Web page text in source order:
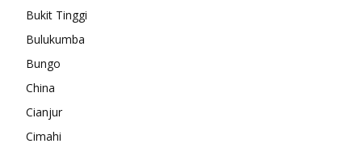
Bukit Tinggi
Bulukumba
Bungo
China
Cianjur
Cimahi